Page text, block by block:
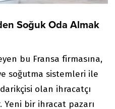
Soğuk Oda Almak
bu Fransa firmasına,
soğutma sistemleri ile
olan ihracatçı
bir ihracat pazarı